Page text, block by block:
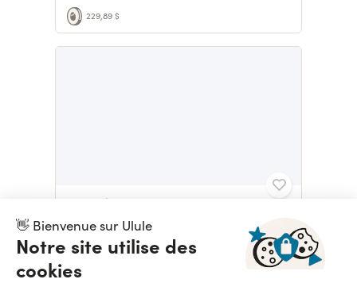
👋 Bienvenue sur Ulule
Notre site utilise des
cookies
229,89 $
KOMETH ÉDITION
6 322,99 $ Prolongations